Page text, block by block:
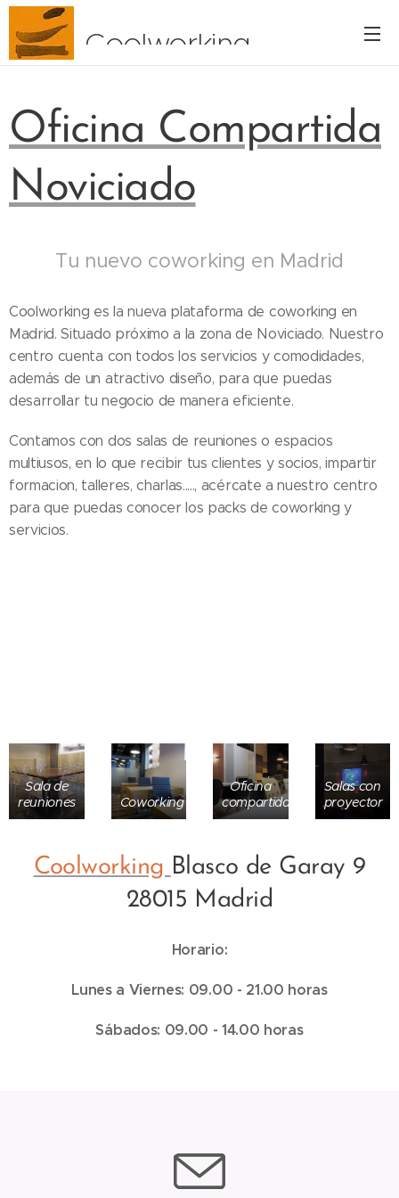
Coolworking
Oficina Compartida
Noviciado
Tu nuevo coworking en Madrid
Coolworking es la nueva plataforma de coworking en
Madrid. Situado próximo a la zona de Noviciado. Nuestro
centro cuenta con todos los servicios y comodidades,
además de un atractivo diseño, para que puedas
desarrollar tu negocio de manera eficiente.
Contamos con dos salas de reuniones o espacios
multiusos, en lo que recibir tus clientes y socios, impartir
formacion, talleres, charlas....., acércate a nuestro centro
para que puedas conocer los packs de coworking y
servicios.
Sala de
reuniones
Coworking
Oficina
compartida
Salas con
proyector
Coolworking Blasco de Garay 9
28015 Madrid
Horario:
Lunes a Viernes: 09.00 - 21.00 horas
Sábados: 09.00 - 14.00 horas